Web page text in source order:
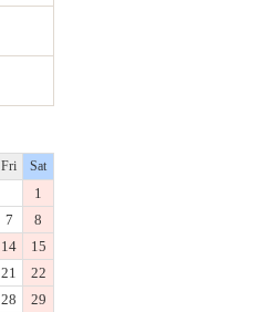
Fri Sat
1
7
8
14
15
21
22
28
29